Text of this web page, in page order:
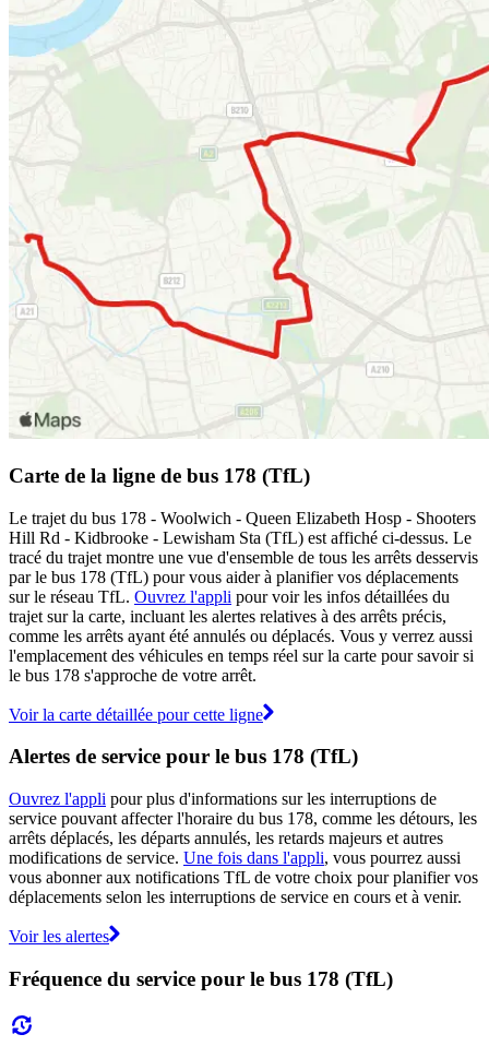
Carte de la ligne de bus 178 (TfL)
Le trajet du bus 178 - Woolwich - Queen Elizabeth Hosp - Shooters
Hill Rd - Kidbrooke - Lewisham Sta (TfL) est affiché ci-dessus. Le
tracé du trajet montre une vue d'ensemble de tous les arrêts desservis
par le bus 178 (TfL) pour vous aider à planifier vos déplacements
sur le réseau TfL. Ouvrez l'appli pour voir les infos détaillées du
trajet sur la carte, incluant les alertes relatives à des arrêts précis,
comme les arrêts ayant été annulés ou déplacés. Vous y verrez aussi
l'emplacement des véhicules en temps réel sur la carte pour savoir si
le bus 178 s'approche de votre arrêt.
Voir la carte détaillée pour cette ligne
Alertes de service pour le bus 178 (TfL)
Ouvrez l'appli pour plus d'informations sur les interruptions de
service pouvant affecter l'horaire du bus 178, comme les détours, les
arrêts déplacés, les départs annulés, les retards majeurs et autres
modifications de service. Une fois dans l'appli, vous pourrez aussi
vous abonner aux notifications TfL de votre choix pour planifier vos
déplacements selon les interruptions de service en cours et à venir.
Voir les alertes
Fréquence du service pour le bus 178 (TfL)